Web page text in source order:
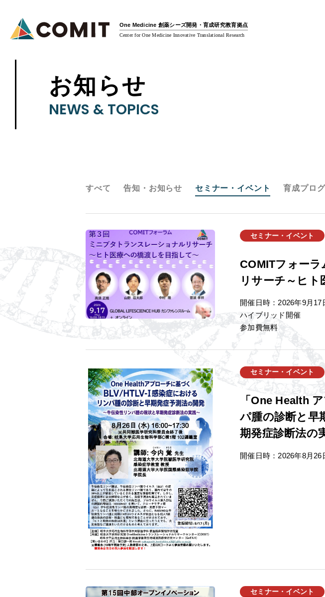
One Medicine 創薬シーズ開発・育成研究教育拠点
Center for One Medicine Innovative Translational Research
お知らせ
NEWS & TOPICS
すべて 告知・お知らせ セミナー・イベント 育成プロ
セミナー・イベント
COMITフォー
リサーチ～ヒト
開催日時：2026年9月17
ハイブリッド開催
参加費無料
セミナー・イベント
「One Health
パ腫の診断と早
期発症診断法の
開催日時：2026年8月26
セミナー・イベント